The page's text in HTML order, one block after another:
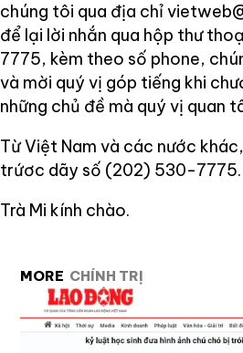
chúng tôi qua địa chỉ
để lại lời nhắn qua hộp thư
7775, kèm theo số phone,
và mời quý vị góp tiếng khi
những chủ đề mà quý vị quan
Từ Việt Nam và các nước
trứơc dãy số (202) 530-7775.
Trà Mi kính chào.
MORE CHÍNH TRỊ